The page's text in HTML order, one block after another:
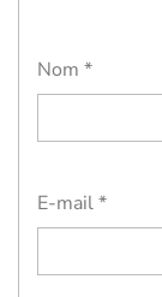
Nom *
E-mail*